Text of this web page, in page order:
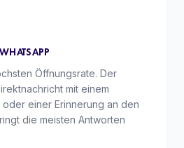
Öffnungsrate. Der
mit einem
einer Erinnerung an den
die meisten Antworten